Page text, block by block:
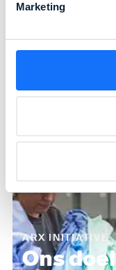
Marketing
ARX INITIATIVE
Ons doel